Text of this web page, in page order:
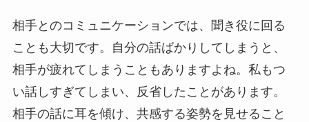
相手とのコミュニケーションでは、聞き役に回る
ことも大切です。自分の話ばかりしてしまうと、
相手が疲れてしまうこともありますよね。私もつ
い話しすぎてしまい、反省したことがあります。
相手の話に耳を傾け、共感する姿勢を見せること